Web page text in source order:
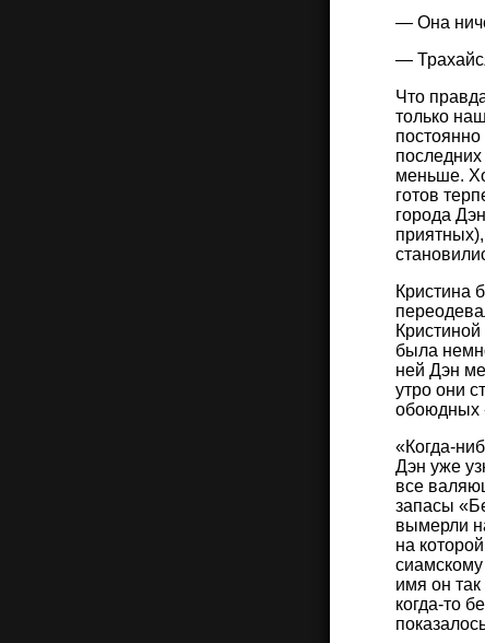
— Она
—
Что
только
меньше.
готов
города
Кристина
была
ней Дэн
утро они
обоюдных
«Когда-
Дэн уже
все
запасы
вымерли
на
имя он
когда-то